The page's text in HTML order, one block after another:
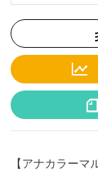
【アナカラーマ